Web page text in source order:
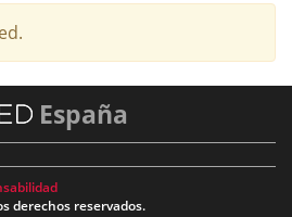
España
derechos reservados.